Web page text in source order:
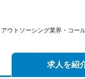
ウトソーシング業界・コー
求人を紹